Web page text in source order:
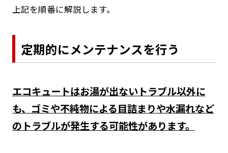
上記を順番に解説します。
定期的にメンテナンスを行う
エコキュートはお湯が出ないトラブル以外に
も、ゴミや不純物による目詰まりや水漏れなど
のトラブルが発生する可能性があります。